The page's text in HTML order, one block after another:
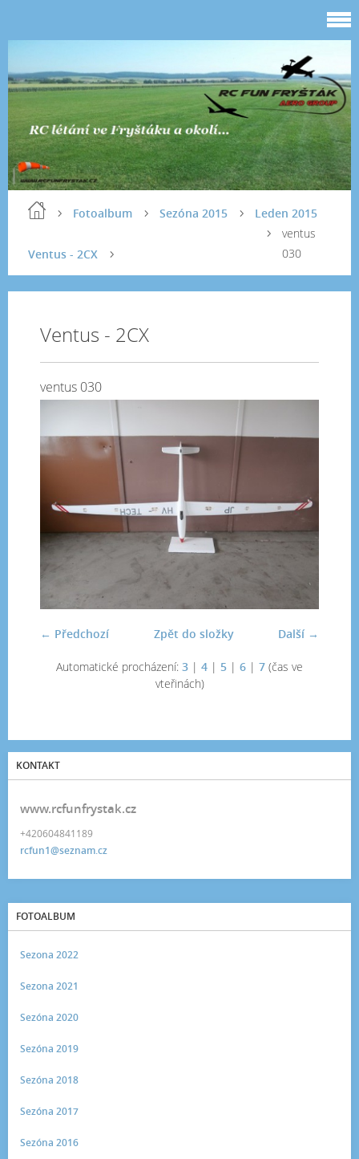
Fotoalbum Sezóna 2015 Leden 2015
Ventus - 2CX
ventus
030
Ventus - 2CX
ventus 030
← Předchozí Další →
Zpět do složky
Automatické procházení: 3 | 4 | 5 | 6 | 7 (čas ve
vteřinách)
KONTAKT
www.rcfunfrystak.cz
+420604841189
rcfun1@seznam.cz
FOTOALBUM
Sezona 2022
Sezona 2021
Sezóna 2020
Sezóna 2019
Sezóna 2018
Sezóna 2017
Sezóna 2016